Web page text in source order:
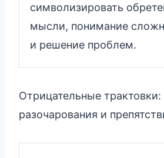
символизировать
мысли, понимание
и решение проблем.
Отрицательные трактовки:
разочарования и